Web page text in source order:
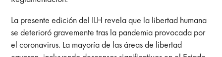
La presente edición del ILH revela que la libertad humana
se deterioró gravemente tras la pandemia provocada por
el coronavirus. La mayoría de las áreas de libertad